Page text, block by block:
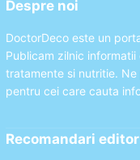
Despre noi
DoctorDeco este un
Publicam zilnic
tratamente si nutritie.
pentru cei care cauta
Recomandari